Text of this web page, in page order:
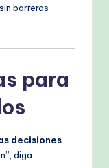
barreras
para
decisiones
diga: